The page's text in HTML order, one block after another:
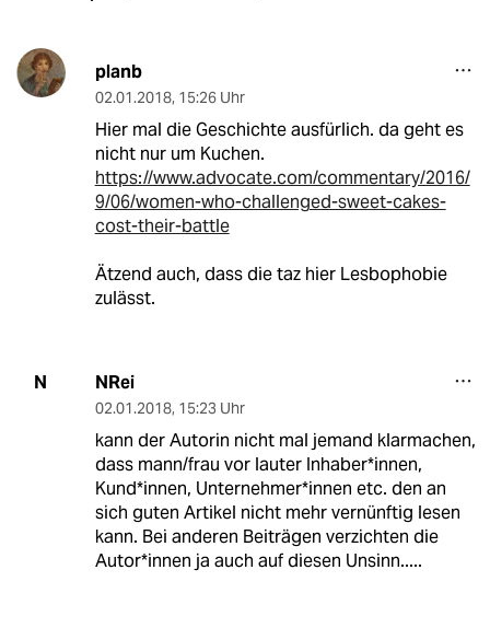
planb
02.01.2018, 15:26 Uhr
Hier mal die Geschichte ausfürlich. da geht es
nicht nur um Kuchen.
https://www.advocate.com/commentary/2016/
9/06/women-who-challenged-sweet-cakes-
cost-their-battle
Ätzend auch, dass die taz hier Lesbophobie
zulässt.
N NRei
02.01.2018, 15:23 Uhr
kann der Autorin nicht mal jemand klarmachen,
dass mann/frau vor lauter Inhaber*innen,
Kund*innen, Unternehmer*innen etc. den an
sich guten Artikel nicht mehr vernünftig lesen
kann. Bei anderen Beiträgen verzichten die
Autor*innen ja auch auf diesen Unsinn.....